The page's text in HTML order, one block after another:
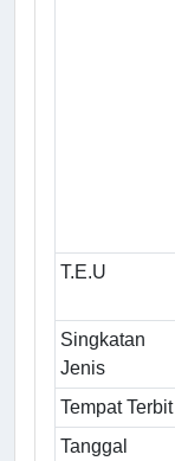
T.E.U
Singkatan
Jenis
Tempat Terbit
Tanggal